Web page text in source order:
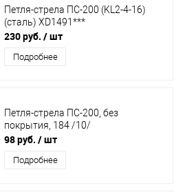
Петля-стрела ПС-200 (KL2-4-16)
(сталь) XD1491***
230 руб. / шт
Подробнее
Петля-стрела ПС-200, без
покрытия, 184 /10/
98 руб. / шт
Подробнее